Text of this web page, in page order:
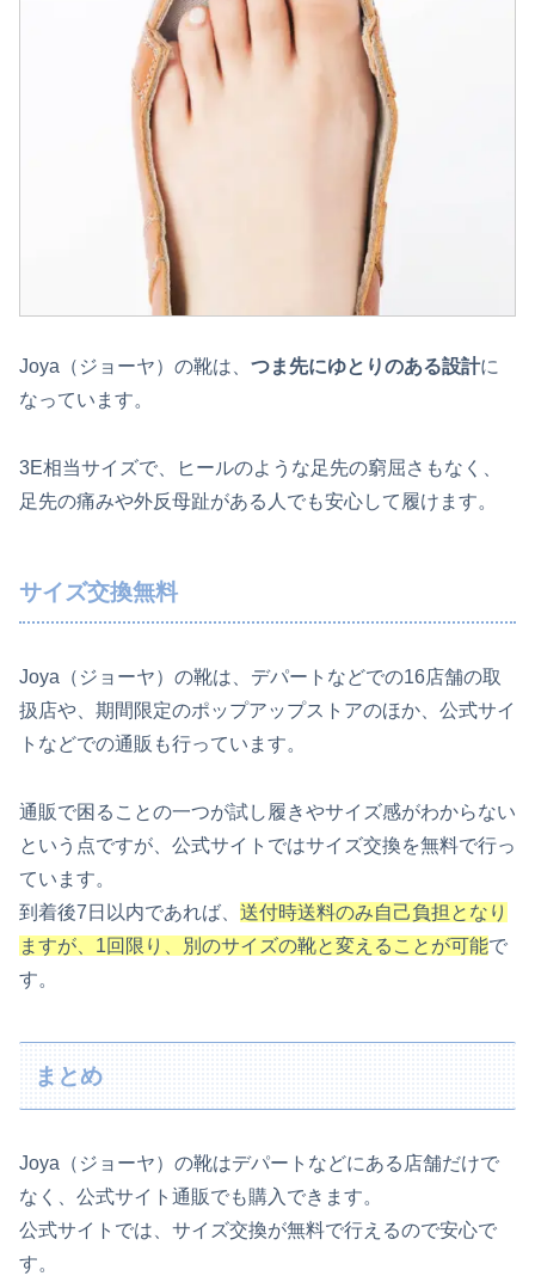
Joya（ジョーヤ）の靴は、 つま先にゆとりのある設計に
なっています。
3E相当サイズで、ヒールのような足先の窮屈さもなく、
足先の痛みや外反母趾がある人でも安心して履けます。
サイズ交換無料
Joya（ジョーヤ）の靴は、デパートなどでの16店舗の取
扱店や、期間限定のポップアップストアのほか、公式サイ
トなどでの通販も行っています。
通販で困ることの一つが試し履きやサイズ感がわからない
という点ですが、公式サイトではサイズ交換を無料で行っ
ています。
到着後7日以内であれば、 送付時送料のみ自己負担となり
ますが、1回限り、別のサイズの靴と変えることが可能で
す。
まとめ
Joya（ジョーヤ）の靴はデパートなどにある店舗だけで
なく、公式サイト通販でも購入できます。
公式サイトでは、サイズ交換が無料で行えるので安心で
す。